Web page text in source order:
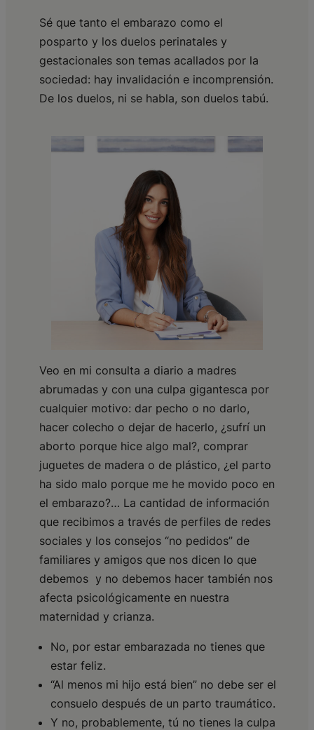
Sé que tanto el embarazo como el
posparto y los duelos perinatales y
gestacionales son temas acallados por la
sociedad: hay invalidación e incomprensión.
De los duelos, ni se habla, son duelos tabú.
Veo en mi consulta a diario a madres
abrumadas y con una culpa gigantesca por
cualquier motivo: dar pecho o no darlo,
hacer colecho o dejar de hacerlo, ¿sufrí un
aborto porque hice algo mal?, comprar
juguetes de madera o de plástico, ¿el parto
ha sido malo porque me he movido poco en
el embarazo?… La cantidad de información
que recibimos a través de perfiles de redes
sociales y los consejos “no pedidos” de
familiares y amigos que nos dicen lo que
debemos y no debemos hacer también nos
afecta psicológicamente en nuestra
maternidad y crianza.
No, por estar embarazada no tienes que
estar feliz.
“Al menos mi hijo está bien” no debe ser el
consuelo después de un parto traumático.
Y no, probablemente, tú no tienes la culpa